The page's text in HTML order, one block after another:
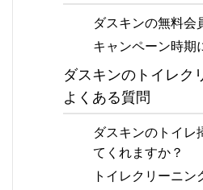
ダスキンの無料会
キャンペーン時期
ダスキンのトイレク
よくある質問
ダスキンのトイレ
てくれますか？
トイレクリーニン